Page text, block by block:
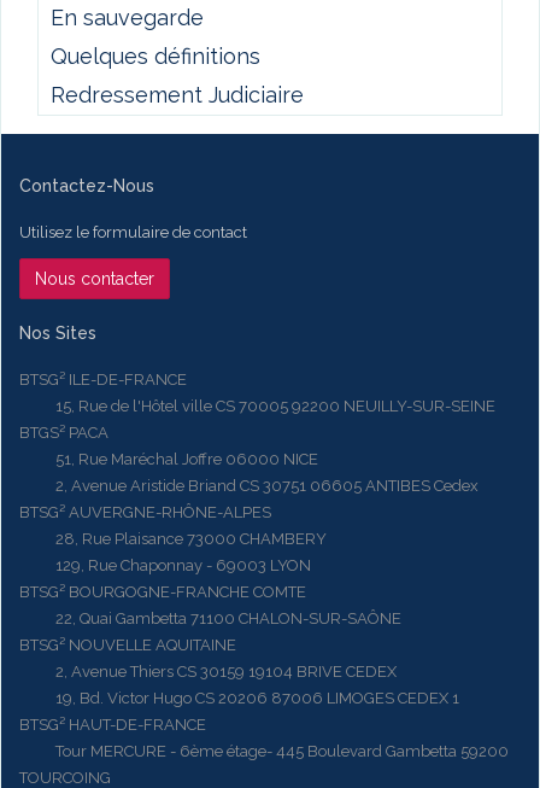
En sauvegarde
Quelques définitions
Redressement Judiciaire
Contactez-Nous
Utilisez le formulaire de contact
Nous contacter
Nos Sites
BTSG² ILE-DE-FRANCE
15, Rue de l'Hôtel ville CS 70005 92200 NEUILLY-SUR-SEINE
BTGS² PACA
51, Rue Maréchal Joffre 06000 NICE
2, Avenue Aristide Briand CS 30751 06605 ANTIBES Cedex
BTSG² AUVERGNE-RHÔNE-ALPES
28, Rue Plaisance 73000 CHAMBERY
129, Rue Chaponnay - 69003 LYON
BTSG² BOURGOGNE-FRANCHE COMTE
22, Quai Gambetta 71100 CHALON-SUR-SAÔNE
BTSG² NOUVELLE AQUITAINE
2, Avenue Thiers CS 30159 19104 BRIVE CEDEX
19, Bd. Victor Hugo CS 20206 87006 LIMOGES CEDEX 1
BTSG² HAUT-DE-FRANCE
Tour MERCURE - 6ème étage- 445 Boulevard Gambetta 59200
TOURCOING